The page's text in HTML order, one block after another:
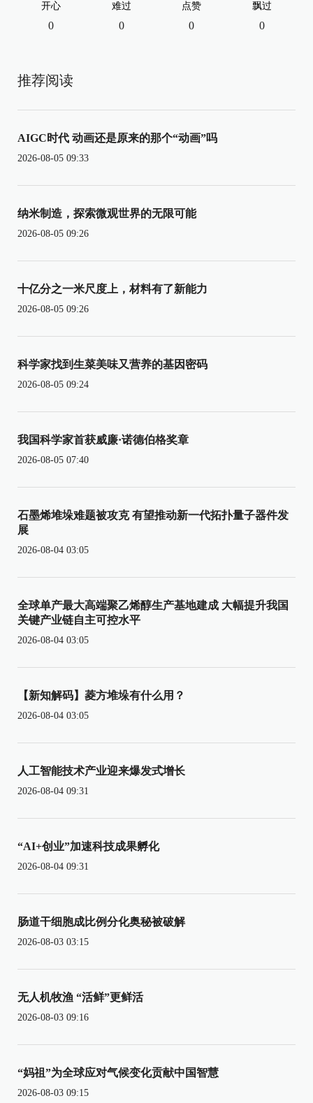
开心
0
难过
0
点赞
0
飘过
0
推荐阅读
AIGC时代 动画还是原来的那个“动画”吗
2026-08-05 09:33
纳米制造，探索微观世界的无限可能
2026-08-05 09:26
十亿分之一米尺度上，材料有了新能力
2026-08-05 09:26
科学家找到生菜美味又营养的基因密码
2026-08-05 09:24
我国科学家首获威廉·诺德伯格奖章
2026-08-05 07:40
石墨烯堆垛难题被攻克 有望推动新一代拓扑量子器件发
展
2026-08-04 03:05
全球单产最大高端聚乙烯醇生产基地建成 大幅提升我国
关键产业链自主可控水平
2026-08-04 03:05
【新知解码】菱方堆垛有什么用？
2026-08-04 03:05
人工智能技术产业迎来爆发式增长
2026-08-04 09:31
“AI+创业”加速科技成果孵化
2026-08-04 09:31
肠道干细胞成比例分化奥秘被破解
2026-08-03 03:15
无人机牧渔 “活鲜”更鲜活
2026-08-03 09:16
“妈祖”为全球应对气候变化贡献中国智慧
2026-08-03 09:15